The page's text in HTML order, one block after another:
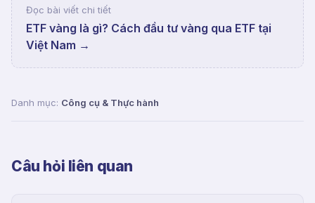
Đọc bài viết chi tiết
ETF vàng là gì? Cách đầu tư vàng qua ETF tại
Việt Nam →
Danh mục: Công cụ & Thực hành
Câu hỏi liên quan